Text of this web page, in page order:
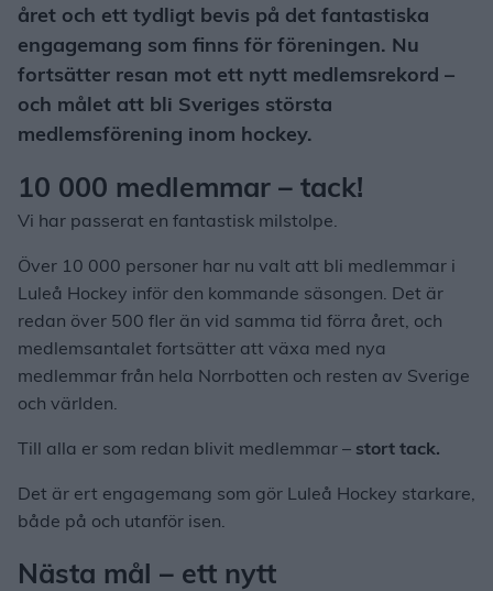
året och ett tydligt bevis på det fantastiska
engagemang som finns för föreningen. Nu
fortsätter resan mot ett nytt medlemsrekord –
och målet att bli Sveriges största
medlemsförening inom hockey.
10 000 medlemmar – tack!
Vi har passerat en fantastisk milstolpe.
Över 10 000 personer har nu valt att bli medlemmar i
Luleå Hockey inför den kommande säsongen. Det är
redan över 500 fler än vid samma tid förra året, och
medlemsantalet fortsätter att växa med nya
medlemmar från hela Norrbotten och resten av Sverige
och världen.
Till alla er som redan blivit medlemmar – stort tack.
Det är ert engagemang som gör Luleå Hockey starkare,
både på och utanför isen.
Nästa mål – ett nytt